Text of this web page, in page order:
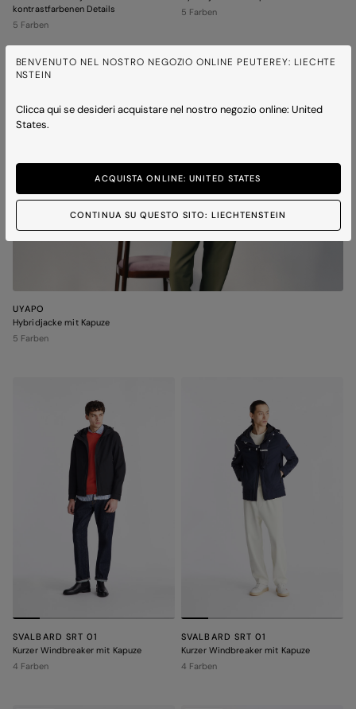
BENVENUTO NEL NOSTRO NEGOZIO ONLINE PEUTEREY: LIECHTE
NSTEIN
Clicca qui se desideri acquistare nel nostro negozio online: United
States.
ACQUISTA ONLINE: UNITED STATES
CONTINUA SU QUESTO SITO: LIECHTENSTEIN
kontrastfarbenen Details
5 Farben
5 Farben
UYAPO
Hybridjacke mit Kapuze
5 Farben
SVALBARD SRT 01
Kurzer Windbreaker mit Kapuze
4 Farben
SVALBARD SRT 01
Kurzer Windbreaker mit Kapuze
4 Farben